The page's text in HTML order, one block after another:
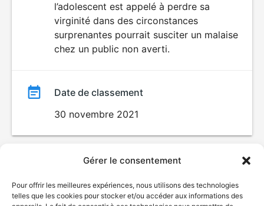
Gérer le consentement
Pour offrir les meilleures expériences, nous utilisons des technologies
telles que les cookies pour stocker et/ou accéder aux informations des
l’adolescent est appelé à perdre sa
virginité dans des circonstances
surprenantes pourrait susciter un malaise
chez un public non averti.
Date de classement
30 novembre 2021